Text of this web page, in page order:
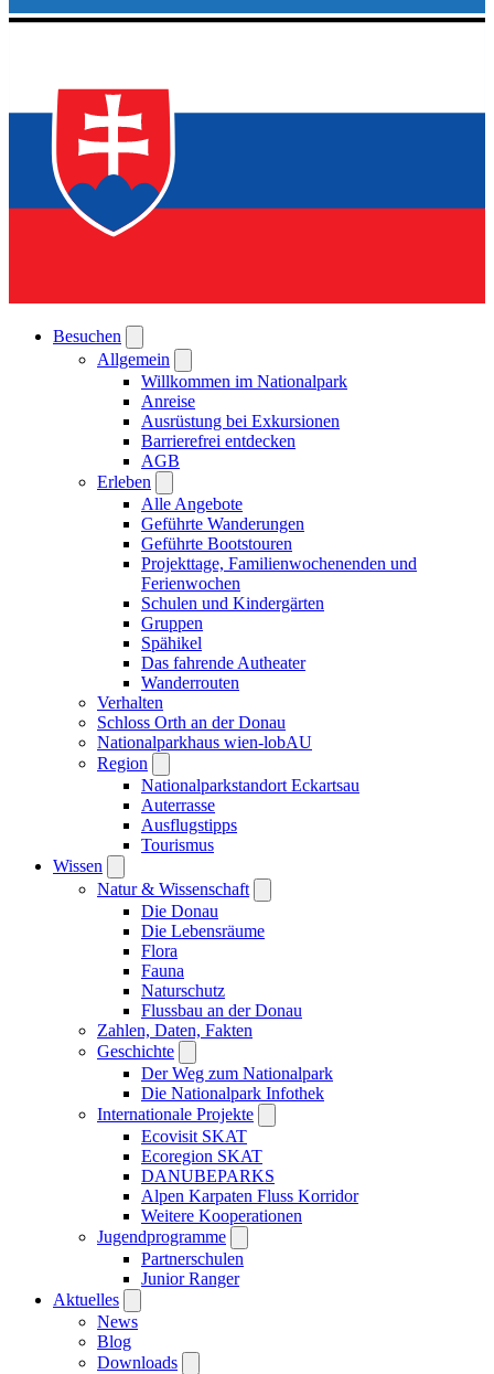
Besuchen
Allgemein
Willkommen im Nationalpark
Anreise
Ausrüstung bei Exkursionen
Barrierefrei entdecken
AGB
Erleben
Alle Angebote
Geführte Wanderungen
Geführte Bootstouren
Projekttage, Familienwochenenden und
Ferienwochen
Schulen und Kindergärten
Gruppen
Spähikel
Das fahrende Autheater
Wanderrouten
Verhalten
Schloss Orth an der Donau
Nationalparkhaus wien-lobAU
Region
Nationalparkstandort Eckartsau
Auterrasse
Ausflugstipps
Tourismus
Wissen
Natur & Wissenschaft
Die Donau
Die Lebensräume
Flora
Fauna
Naturschutz
Flussbau an der Donau
Zahlen, Daten, Fakten
Geschichte
Der Weg zum Nationalpark
Die Nationalpark Infothek
Internationale Projekte
Ecovisit SKAT
Ecoregion SKAT
DANUBEPARKS
Alpen Karpaten Fluss Korridor
Weitere Kooperationen
Jugendprogramme
Partnerschulen
Junior Ranger
Aktuelles
News
Blog
Downloads